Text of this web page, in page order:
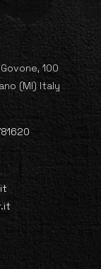
100
(MI) Italy